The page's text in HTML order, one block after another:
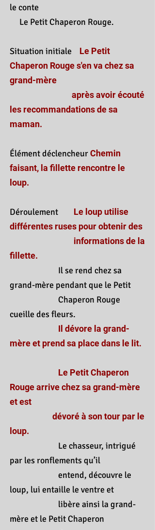
le conte
Le Petit Chaperon Rouge.
Situation initiale Le Petit
Chaperon Rouge s'en va chez sa
grand-mère
après avoir écouté
les recommandations de sa
maman.
Élément déclencheurChemin
faisant, la fillette rencontre le
loup.
Déroulement Le loup utilise
différentes ruses pour obtenir des
informations de la
fillette.
Il se rend chez sa
grand-mère pendant que le Petit
Chaperon Rouge
cueille des fleurs.
Il dévore la grand-
mère et prend sa place dans le lit.
Le Petit Chaperon
Rouge arrive chez sa grand-mère
et est
dévoré à son tour par le
loup.
Le chasseur, intrigué
par les ronflements qu’il
entend, découvre le
loup, lui entaille le ventre et
libère ainsi la grand-
mère et le Petit Chaperon